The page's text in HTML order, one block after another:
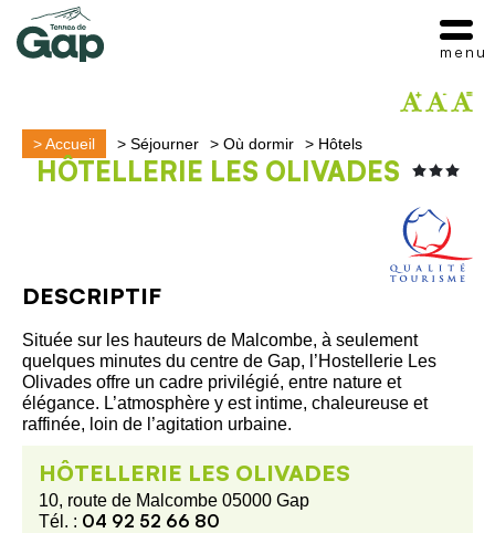
>Accueil > Séjourner > Où dormir > Hôtels
HÔTELLERIE LES OLIVADES
DESCRIPTIF
Située sur les hauteurs de Malcombe, à seulement
quelques minutes du centre de Gap, l’Hostellerie Les
Olivades offre un cadre privilégié, entre nature et
élégance. L’atmosphère y est intime, chaleureuse et
raffinée, loin de l’agitation urbaine.
HÔTELLERIE LES OLIVADES
10, route de Malcombe 05000 Gap
Tél. : 04 92 52 66 80
menu